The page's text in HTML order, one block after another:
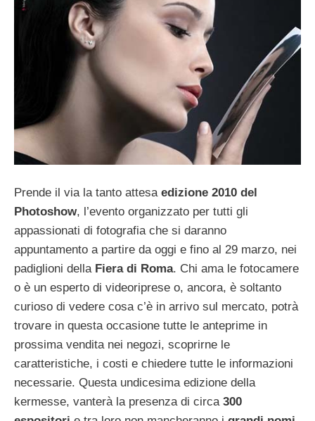
Prende il via la tanto attesa edizione 2010 del
Photoshow, l’evento organizzato per tutti gli
appassionati di fotografia che si daranno
appuntamento a partire da oggi e fino al 29 marzo, nei
padiglioni della Fiera di Roma. Chi ama le fotocamere
o è un esperto di videoriprese o, ancora, è soltanto
curioso di vedere cosa c’è in arrivo sul mercato, potrà
trovare in questa occasione tutte le anteprime in
prossima vendita nei negozi, scoprirne le
caratteristiche, i costi e chiedere tutte le informazioni
necessarie. Questa undicesima edizione della
kermesse, vanterà la presenza di circa 300